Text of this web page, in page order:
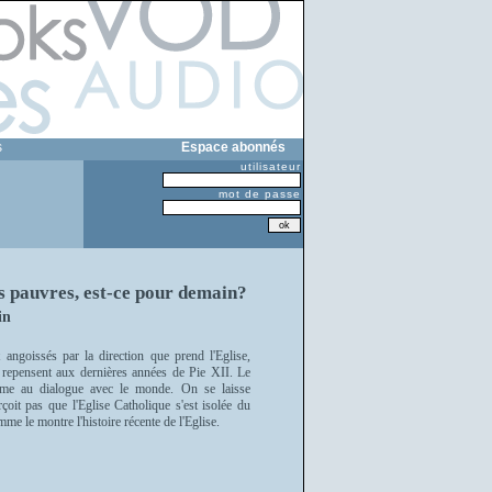
Espace abonnés
utilisateur
mot de passe
est-ce pour demain?
par la direction que prend l'Eglise,
aux dernières années de Pie XII. Le
au dialogue avec le monde. On se laisse
pas que l'Eglise Catholique s'est isolée du
le montre l'histoire récente de l'Eglise.